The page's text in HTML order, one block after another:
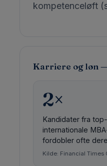
kompetenceløft
Karriere og løn
2×
Kandidater fra
internationale
fordobler ofte
Kilde: Financial Times